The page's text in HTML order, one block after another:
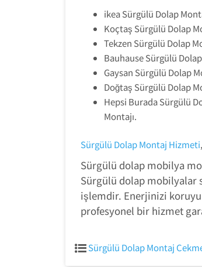
ikea Sürgülü Dolap
Koçtaş Sürgülü Dolap
Tekzen Sürgülü Dolap
Bauhause Sürgülü
Gaysan Sürgülü Dolap
Doğtaş Sürgülü Dolap
Hepsi Burada Sürgülü
Montajı.
Sürgülü Dolap Montaj Hizmeti
Sürgülü dolap mobilya
Sürgülü dolap mobilyalar
işlemdir. Enerjinizi
profesyonel bir hizmet
Sürgülü Dolap Montaj